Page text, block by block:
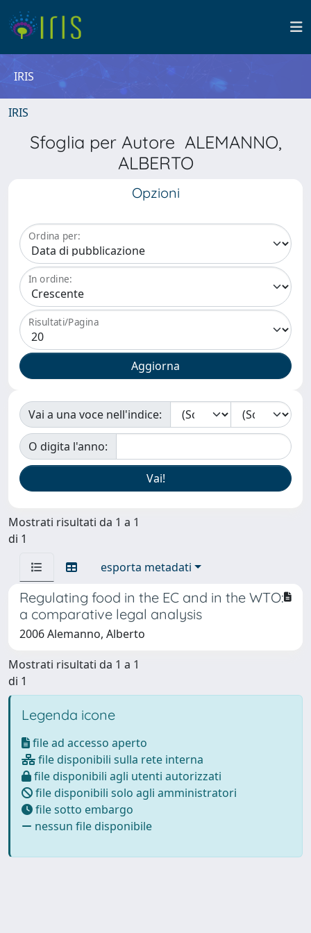
IRIS
IRIS
Sfoglia per Autore ALEMANNO,
ALBERTO
Opzioni
Ordina per:
In ordine:
Risultati/Pagina
Vai a una voce nell'indice:
O digita l'anno:
Mostrati risultati da 1 a 1
di 1
esporta metadati
Regulating food in the EC and in the WTO:
a comparative legal analysis
2006 Alemanno, Alberto
Mostrati risultati da 1 a 1
di 1
Legenda icone
file ad accesso aperto
file disponibili sulla rete interna
file disponibili agli utenti autorizzati
file disponibili solo agli amministratori
file sotto embargo
nessun file disponibile